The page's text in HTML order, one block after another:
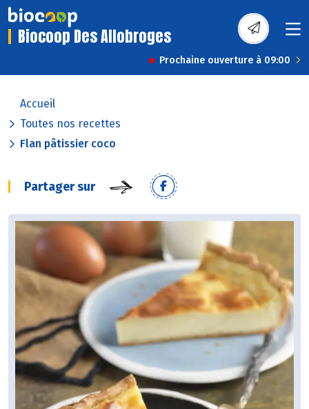
Biocoop Des Allobroges
Prochaine ouverture à 09:00
Accueil
Toutes nos recettes
Flan pâtissier coco
Partager sur